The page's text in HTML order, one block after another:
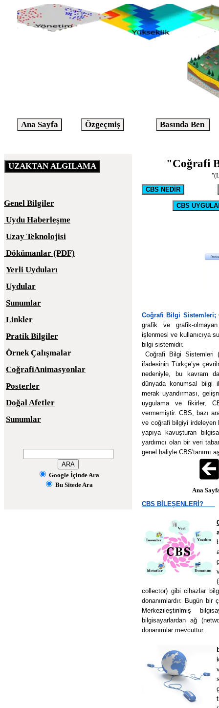
Genel Bilgiler
Uydu Haberleşme
Uzay Teknolojisi
Dökümanlar (PDF)
Yerli Uyduları
Uydular
Sunumlar
Linkler
Pratik Bilgiler
Örnek Çalışmalar
CoğrafiAnimasyonlar
Posterler
Doğal Afetler
Sunumlar
Google İçinde Ara
Bu Sitede Ara
"Coğrafi
Coğrafi Bilgi Sistemleri;
grafik ve grafik-
işlenmesi ve kullanıcıya
bilgi sistemidir.
Coğrafi Bilgi Sistemleri
ifadesinin Türkçe’ye
nedeniyle, bu kavram
dünyada konumsal bilgi
merak uyandırması,
uygulama ve fikirler,
vermemiştir. CBS, bazı
ve coğrafi bilgiyi irdeleyen
yapıya kavuşturan
yardımcı olan bir veri
genel haliyle CBS'tanımı
Ana
CBS BİLEŞENLERİ?
collector) gibi cihazlar
donanımlardır. Bugün bir
Merkezileştirilmiş
bilgisayarlardan ağ
donanımlar mevcuttur.